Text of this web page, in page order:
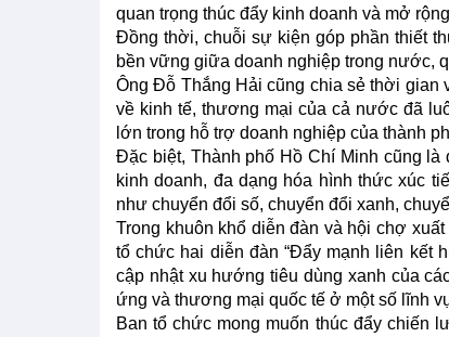
quan trọng thúc đẩy kinh doanh và mở
Đồng thời, chuỗi sự kiện góp phần thiết
bền vững giữa doanh nghiệp trong nước,
Ông Đỗ Thắng Hải cũng chia sẻ thời gian
về kinh tế, thương mại của cả nước đã
lớn trong hỗ trợ doanh nghiệp của thành
Đặc biệt, Thành phố Hồ Chí Minh cũng
kinh doanh, đa dạng hóa hình thức xúc
như chuyển đổi số, chuyển đổi xanh,
Trong khuôn khổ diễn đàn và hội chợ
tổ chức hai diễn đàn “Đẩy mạnh liên kết
cập nhật xu hướng tiêu dùng xanh của
ứng và thương mại quốc tế ở một số lĩnh
Ban tổ chức mong muốn thúc đẩy chiến